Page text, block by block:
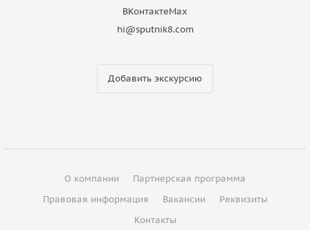
ВКонтактеMax
hi@sputnik8.com
Добавить экскурсию
О компании
Партнерская программа
Правовая информация
Вакансии
Реквизиты
Контакты